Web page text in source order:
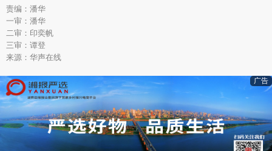
责编：潘华
一审：潘华
二审：印奕帆
三审：谭登
来源：华声在线
广告